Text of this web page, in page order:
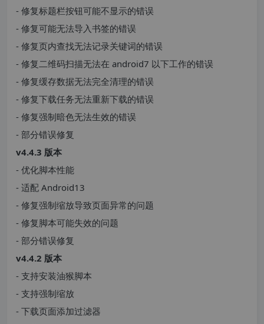
- 修复标题栏按钮可能不显示的错误
- 修复可能无法导入书签的错误
- 修复页内查找无法记录关键词的错误
- 修复二维码扫描无法在 android7 以下工作的错误
- 修复缓存数据无法完全清理的错误
- 修复下载任务无法重新下载的错误
- 修复强制暗色无法生效的错误
- 部分错误修复
v4.4.3 版本
- 优化脚本性能
- 适配 Android13
- 修复强制缩放导致页面异常的问题
- 修复脚本可能失效的问题
- 部分错误修复
v4.4.2 版本
- 支持安装油猴脚本
- 支持强制缩放
- 下载页面添加过滤器